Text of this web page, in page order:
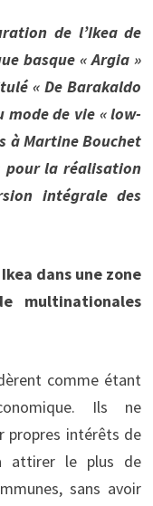
de l’Ikea de
basque « Argia »
« De Barakaldo
de vie « low-
à Martine Bouchet
pour la réalisation
intégrale des
dans une zone
multinationales
comme étant
Ils ne
propres intérêts de
attirer le plus de
sans avoir